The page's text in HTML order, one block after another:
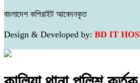
বাংলাদেশ কপিরাইট আবেদনকৃত
Design & Developed by: BD IT